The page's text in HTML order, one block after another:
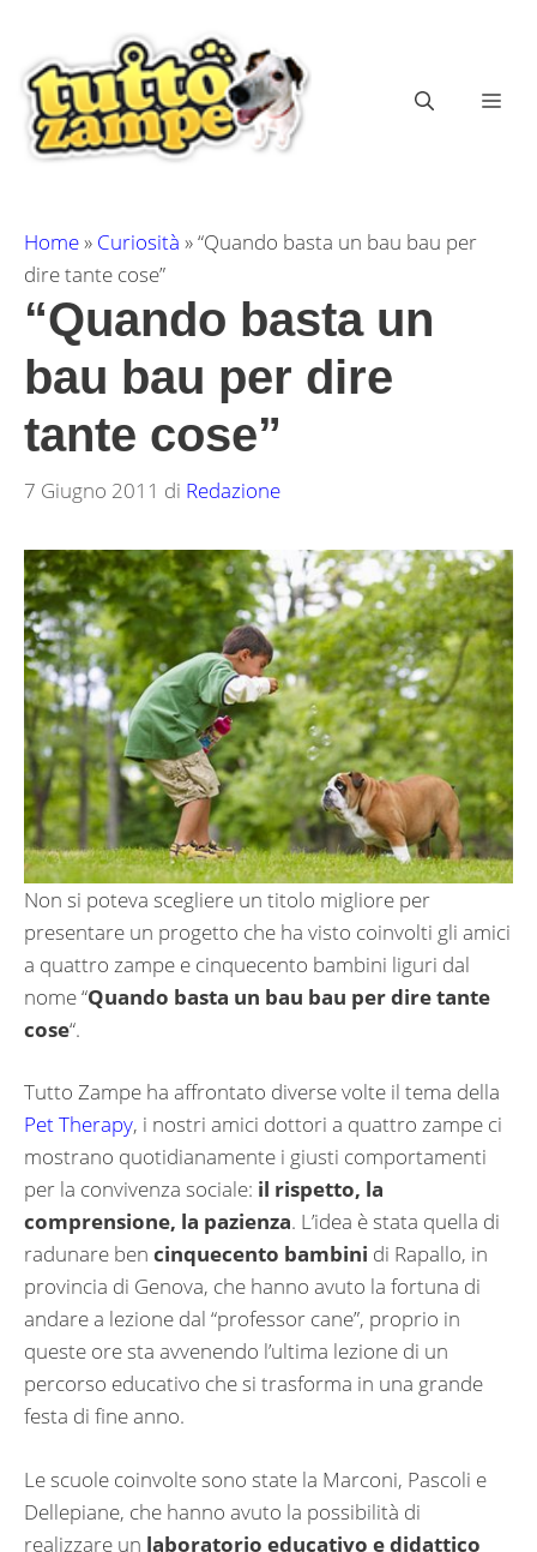
contenuto
Home» Curiosità »“Quando basta un bau bau per
dire tante cose”
“Quando basta un
bau bau per dire
tante cose”
7 Giugno 2011 di Redazione
Non si poteva scegliere un titolo migliore per
presentare un progetto che ha visto coinvolti gli amici
a quattro zampe e cinquecento bambini liguri dal
nome “Quando basta un bau bau per dire tante
cose“.
Tutto Zampe ha affrontato diverse volte il tema della
Pet Therapy, i nostri amici dottori a quattro zampe ci
mostrano quotidianamente i giusti comportamenti
per la convivenza sociale: il rispetto, la
comprensione, la pazienza. L’idea è stata quella di
radunare ben cinquecento bambini di Rapallo, in
provincia di Genova, che hanno avuto la fortuna di
andare a lezione dal “professor cane”, proprio in
queste ore sta avvenendo l’ultima lezione di un
percorso educativo che si trasforma in una grande
festa di fine anno.
Le scuole coinvolte sono state la Marconi, Pascoli e
Dellepiane, che hanno avuto la possibilità di
realizzare un laboratorio educativo e didattico